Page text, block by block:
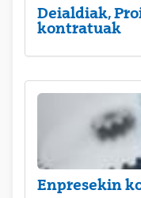
Deialdiak,
kontratuak
Enpresekin